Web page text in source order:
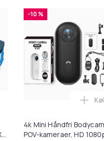
Dreame L50 Pro Ultra,
cm INTEX 28031 i kurven
Overdækning til poolramme
-10 %
4k Mini Håndfri
POV-kameraer, HD